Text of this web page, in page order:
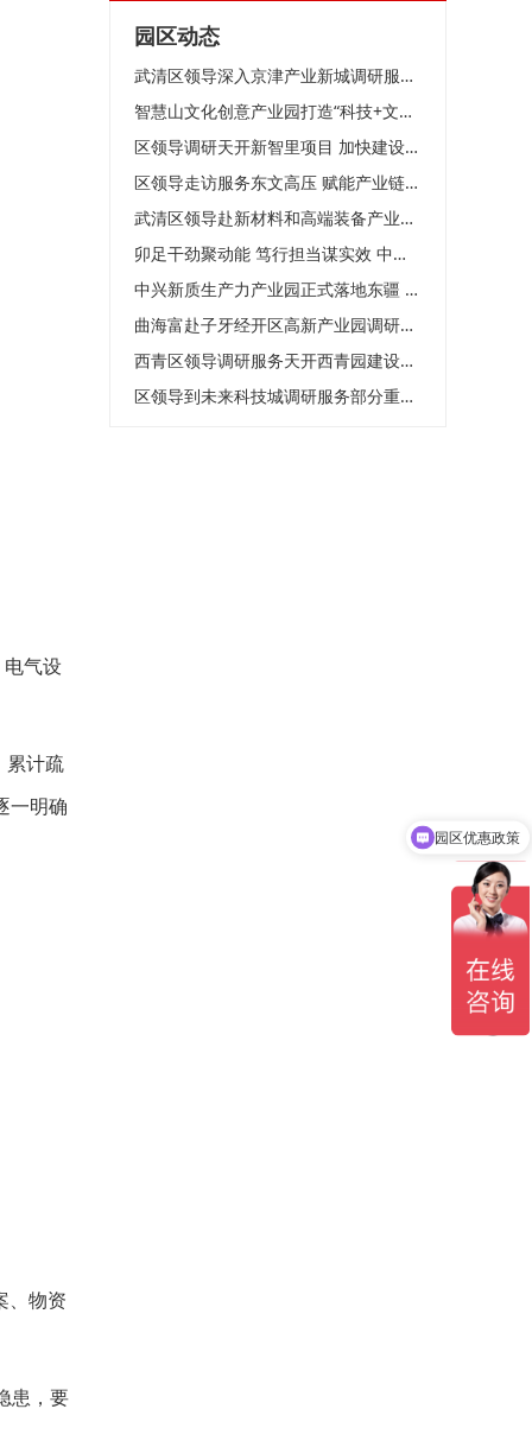
气设
累计疏
一明确
、物资
患，要
园区动态
武清区领导深入京津产业新城调研服务企业
智慧山文化创意产业园打造“科技+文化+生活”活力样本
区领导调研天开新智里项目 加快建设 优化生态 聚力打造科创承接平台
区领导走访服务东文高压 赋能产业链 共创新发展
武清区领导赴新材料和高端装备产业园调研
卯足干劲聚动能 笃行担当谋实效 中新天津生态城按下高质量发展“加速键”
中兴新质生产力产业园正式落地东疆 为区域产业升级注入强劲动能
曲海富赴子牙经开区高新产业园调研走访企业 精准服务问需施策
西青区领导调研服务天开西青园建设工作
区领导到未来科技城调研服务部分重点企业
园区优惠政策